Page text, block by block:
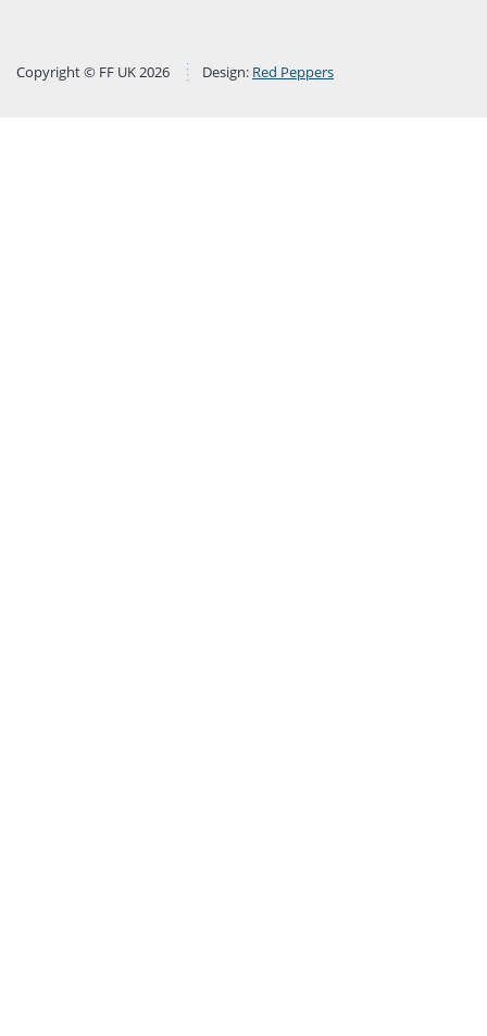
Copyright © FF UK 2026 Design: Red Peppers